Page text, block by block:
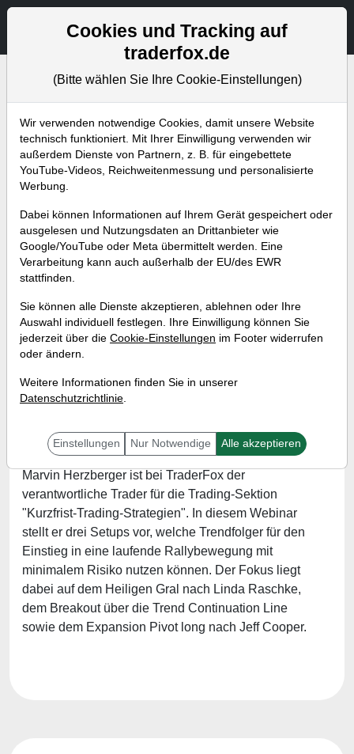
Aktien- und Artikelsuche
Bevorstehende Webinare Alle Aufzeichnungen
Drei Trendfolge-Signale um mit
optimiertem Risiko in eine
laufende Bewegung
Referent:Marvin Herzberger
Marvin Herzberger ist bei TraderFox der
verantwortliche Trader für die Trading-Sektion
"Kurzfrist-Trading-Strategien". In diesem Webinar
stellt er drei Setups vor, welche Trendfolger für den
Einstieg in eine laufende Rallybewegung mit
minimalem Risiko nutzen können. Der Fokus liegt
dabei auf dem Heiligen Gral nach Linda Raschke,
dem Breakout über die Trend Continuation Line
sowie dem Expansion Pivot long nach Jeff Cooper.
Cookies und Tracking auf
traderfox.de
(Bitte wählen Sie Ihre Cookie-Einstellungen)
Wir verwenden notwendige Cookies, damit unsere Website
technisch funktioniert. Mit Ihrer Einwilligung verwenden wir
außerdem Dienste von Partnern, z. B. für eingebettete
YouTube-Videos, Reichweitenmessung und personalisierte
Werbung.
Dabei können Informationen auf Ihrem Gerät gespeichert oder
ausgelesen und Nutzungsdaten an Drittanbieter wie
Google/YouTube oder Meta übermittelt werden. Eine
Verarbeitung kann auch außerhalb der EU/des EWR
stattfinden.
Sie können alle Dienste akzeptieren, ablehnen oder Ihre
Auswahl individuell festlegen. Ihre Einwilligung können Sie
jederzeit über die Cookie-Einstellungen im Footer widerrufen
oder ändern.
Weitere Informationen finden Sie in unserer
Datenschutzrichtlinie.
Einstellungen Nur Notwendige Alle akzeptieren